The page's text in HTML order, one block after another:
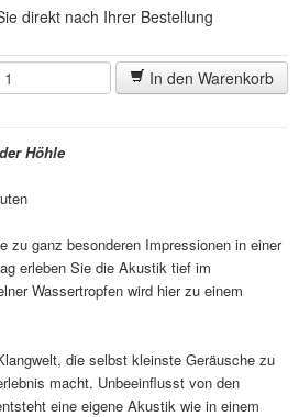
direkt nach Ihrer Bestellung
In den Warenkorb
Höhle
zu ganz besonderen Impressionen in einer
erleben Sie die Akustik tief im
Wassertropfen wird hier zu einem
die selbst kleinste Geräusche zu
macht. Unbeeinflusst von den
eine eigene Akustik wie in einem